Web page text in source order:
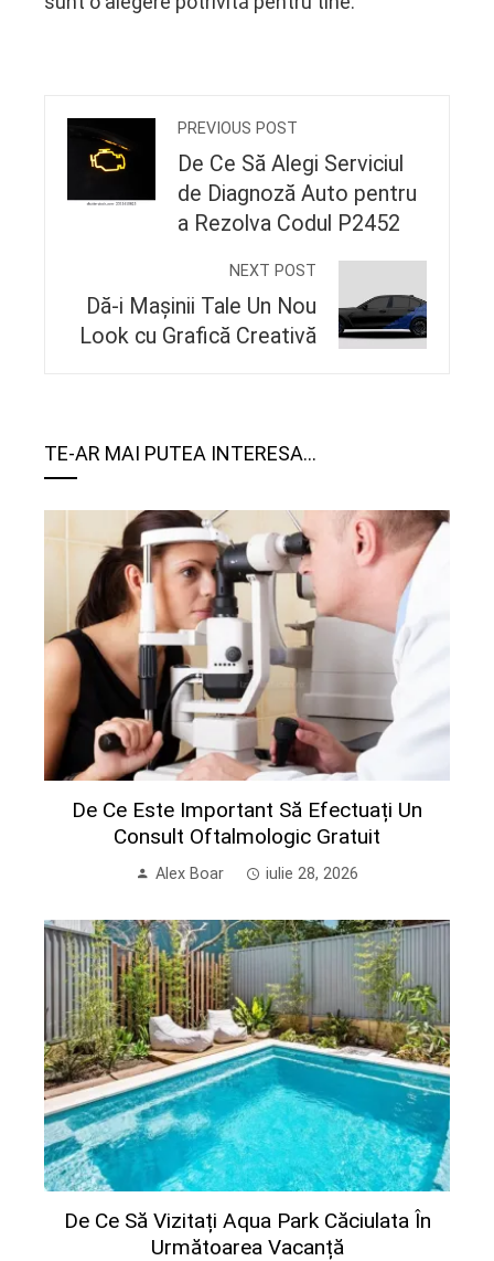
PREVIOUS POST
De Ce Să Alegi Serviciul
de Diagnoză Auto pentru
a Rezolva Codul P2452
NEXT POST
Dă-i Mașinii Tale Un Nou
Look cu Grafică Creativă
TE-AR MAI PUTEA INTERESA...
De Ce Este Important Să Efectuați Un
Consult Oftalmologic Gratuit
Alex Boar iulie 28, 2026
De Ce Să Vizitați Aqua Park Căciulata În
Următoarea Vacanță